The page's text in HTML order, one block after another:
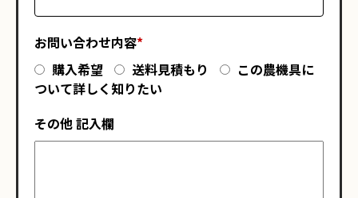
お問い合わせ内容*
購入希望
送料見積もり
この農機具に
ついて詳しく知りたい
その他 記入欄